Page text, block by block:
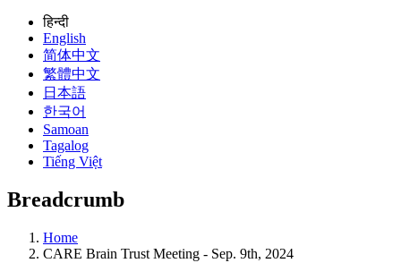
हिन्दी
English
简体中文
繁體中文
日本語
한국어
Samoan
Tagalog
Tiếng Việt
Breadcrumb
Home
CARE Brain Trust Meeting - Sep. 9th, 2024